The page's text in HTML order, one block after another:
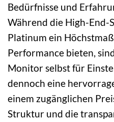
Bedürfnisse und
Während die High-End-
Platinum ein
Performance bieten,
Monitor selbst für
dennoch eine
einem zugänglichen
Struktur und die